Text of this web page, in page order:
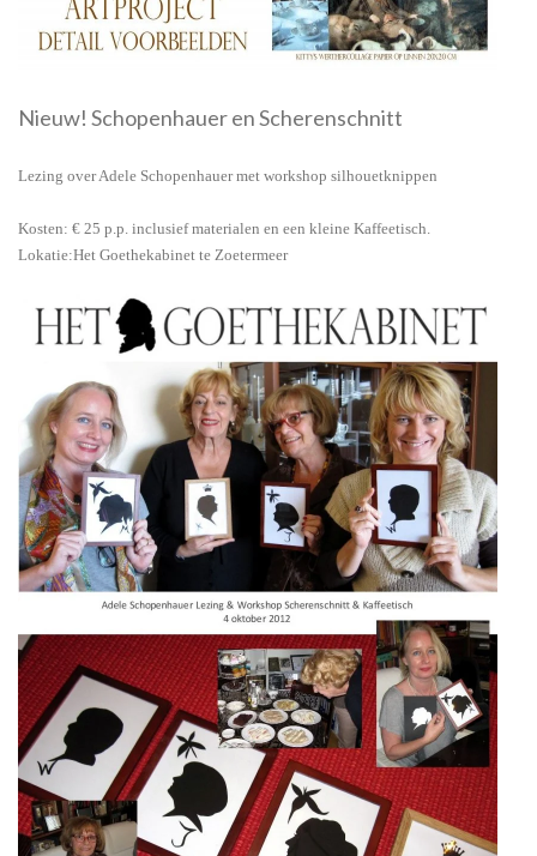
Nieuw! Schopenhauer en Scherenschnitt
Lezing over Adele Schopenhauer met workshop silhouetknippen
Kosten: € 25 p.p. inclusief materialen en een kleine Kaffeetisch.
Lokatie:Het Goethekabinet te Zoetermeer